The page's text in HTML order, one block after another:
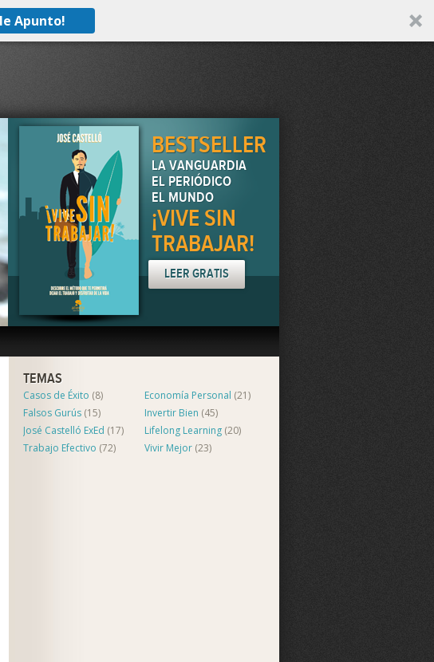
Apunto!
BESTSELLER
LA VANGUARDIA
EL PERIÓDICO
EL MUNDO
¡VIVE SIN
TRABAJAR!
LEER GRATIS
TEMAS
Casos de Éxito (8) Economía Personal (21)
Falsos Gurús (15) Invertir Bien (45)
José Castelló ExEd (17) Lifelong Learning(20)
Trabajo Efectivo (72) Vivir Mejor(23)